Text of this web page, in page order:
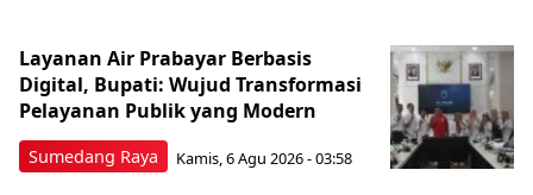
Sumedang Raya
Layanan Air Prabayar Berbasis
Digital, Bupati: Wujud Transformasi
Pelayanan Publik yang Modern
Kamis, 6 Agu 2026 - 03:58